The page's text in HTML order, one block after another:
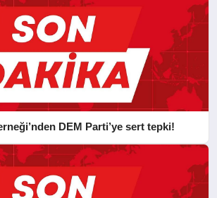
DEM Parti’ye sert tepki!